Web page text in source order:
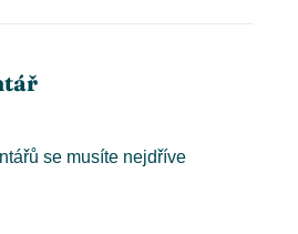
se musíte nejdříve